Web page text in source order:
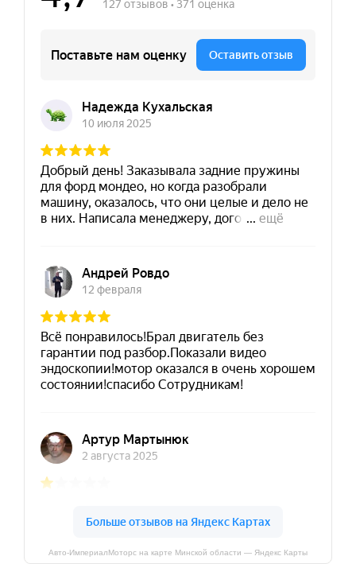
Авто-ИмпериалМоторс на карте Минской области — Яндекс Карты